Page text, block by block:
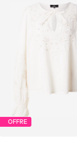
OFFRE